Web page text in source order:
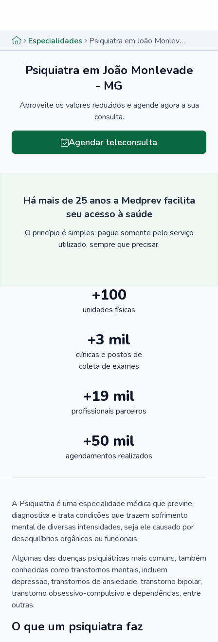
Especialidades Psiquiatra em João Monlevade - MG
Psiquiatra em João Monlevade
- MG
Aproveite os valores reduzidos e agende agora a sua
consulta.
Agendar teleconsulta
Há mais de 25 anos a Medprev facilita
seu acesso à saúde
O princípio é simples: pague somente pelo serviço
utilizado, sempre que precisar.
+100
unidades físicas
+3 mil
clínicas e postos de
coleta de exames
+19 mil
profissionais parceiros
+50 mil
agendamentos realizados
A Psiquiatria é uma especialidade médica que previne,
diagnostica e trata condições que trazem sofrimento
mental de diversas intensidades, seja ele causado por
desequilíbrios orgânicos ou funcionais.
Algumas das doenças psiquiátricas mais comuns, também
conhecidas como transtornos mentais, incluem
depressão, transtornos de ansiedade, transtorno bipolar,
transtorno obsessivo-compulsivo e dependências, entre
outras.
O que um psiquiatra faz